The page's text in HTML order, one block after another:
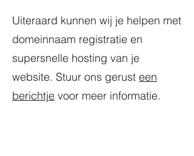
Uiteraard kunnen wij je helpen met
domeinnaam registratie en
supersnelle hosting van je
website. Stuur ons gerust een
berichtje voor meer informatie.